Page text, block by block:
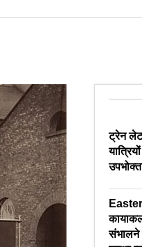
ट्रेन लेट
संभालने